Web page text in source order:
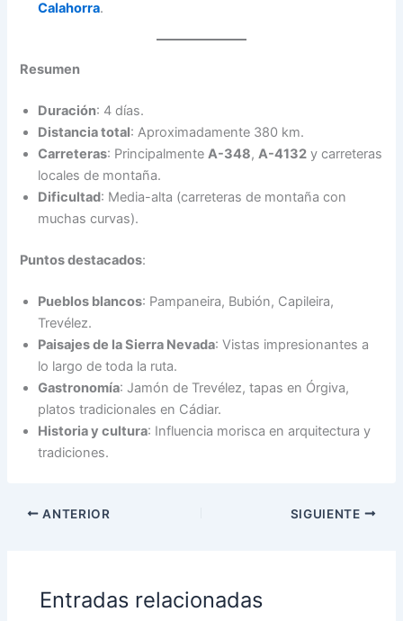
Calahorra.
Resumen
Duración: 4 días.
Distancia total: Aproximadamente 380 km.
Carreteras: PrincipalmenteA-348,A-4132 y carreteras
locales de montaña.
Dificultad: Media-alta (carreteras de montaña con
muchas curvas).
Puntos destacados:
Pueblos blancos: Pampaneira, Bubión, Capileira,
Trevélez.
Paisajes de la Sierra Nevada: Vistas impresionantes a
lo largo de toda la ruta.
Gastronomía: Jamón de Trevélez, tapas en Órgiva,
platos tradicionales en Cádiar.
Historia y cultura: Influencia morisca en arquitectura y
tradiciones.
ANTERIOR SIGUIENTE
Entradas relacionadas